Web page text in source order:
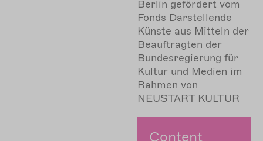
Berlin gefördert vom
Fonds Darstellende
Künste aus Mitteln der
Beauftragten der
Bundesregierung für
Kultur und Medien im
Rahmen von
NEUSTART KULTUR
Content